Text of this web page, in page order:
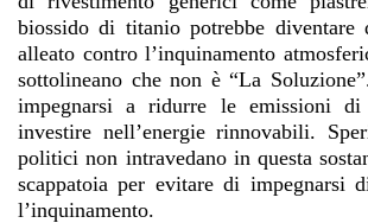
biossido di titanio potrebbe
alleato contro l’inquinamento
sottolineano che non è “La
impegnarsi a ridurre le emissioni
investire nell’energie rinnovabili.
politici non intravedano in questa
scappatoia per evitare di impegnarsi
l’inquinamento.